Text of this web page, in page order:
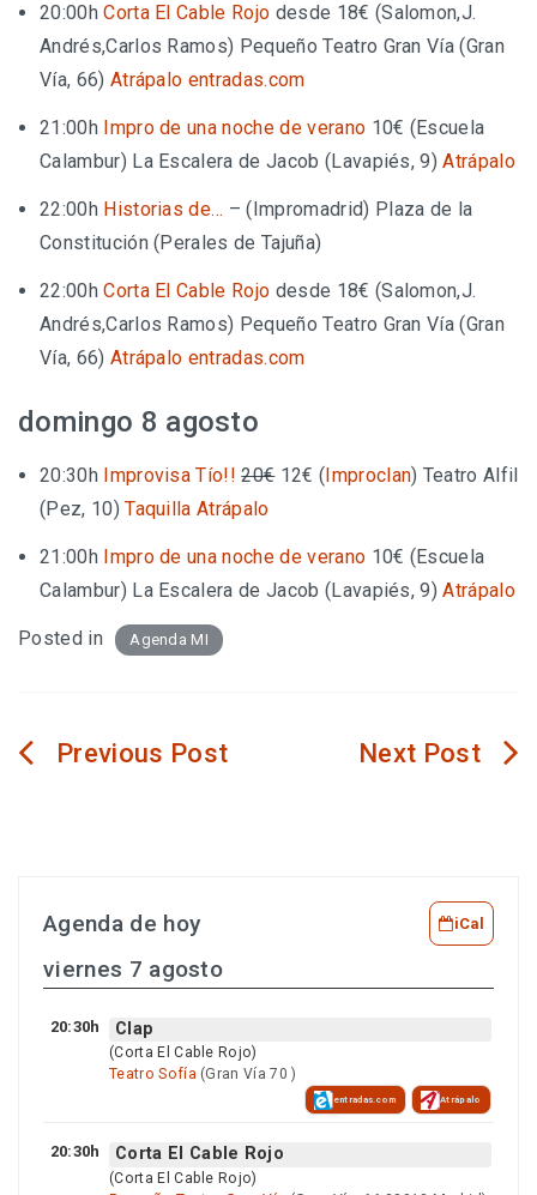
20:00h Corta El Cable Rojo desde 18€ (Salomon,J.
Andrés,Carlos Ramos) Pequeño Teatro Gran Vía (Gran
Vía, 66) Atrápalo entradas.com
21:00h Impro de una noche de verano 10€ (Escuela
Calambur) La Escalera de Jacob (Lavapiés, 9) Atrápalo
22:00h Historias de… – (Impromadrid) Plaza de la
Constitución (Perales de Tajuña)
22:00h Corta El Cable Rojo desde 18€ (Salomon,J.
Andrés,Carlos Ramos) Pequeño Teatro Gran Vía (Gran
Vía, 66) Atrápalo entradas.com
domingo 8 agosto
20:30h Improvisa Tío!! 20€12€ ( Improclan) Teatro Alfil
(Pez, 10) Taquilla Atrápalo
21:00h Impro de una noche de verano 10€ (Escuela
Calambur) La Escalera de Jacob (Lavapiés, 9) Atrápalo
Posted in Agenda MI
Navegación
Agenda de hoy iCal
viernes 7 agosto
20:30h Clap
(Corta El Cable Rojo)
Teatro Sofía (Gran Vía 70 )
entradas.com Atrápalo
20:30h Corta El Cable Rojo
(Corta El Cable Rojo)